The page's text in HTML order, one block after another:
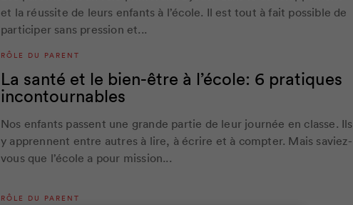
et la réussite de leurs enfants à l’école. Il est tout à fait possible de
participer sans pression et...
RÔLE DU PARENT
La santé et le bien-être à l’école: 6 pratiques
incontournables
Nos enfants passent une grande partie de leur journée en classe. Ils
y apprennent entre autres à lire, à écrire et à compter. Mais saviez-
vous que l’école a pour mission...
RÔLE DU PARENT